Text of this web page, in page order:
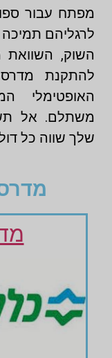
מפתח עבור
לרגליהם תמיכה
השוק, השוואת
להתקנת
האופטימלי
משתלם. אל
שלך שווה כל